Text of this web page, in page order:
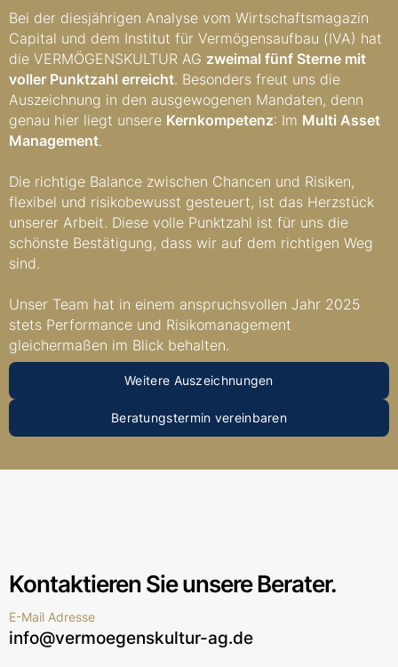
Bei der diesjährigen Analyse vom Wirtschaftsmagazin
Capital und dem Institut für Vermögensaufbau (IVA) hat
die VERMÖGENSKULTUR AG zweimal fünf Sterne mit
voller Punktzahl erreicht. Besonders freut uns die
Auszeichnung in den ausgewogenen Mandaten, denn
genau hier liegt unsere Kernkompetenz: Im Multi Asset
Management.
Die richtige Balance zwischen Chancen und Risiken,
flexibel und risikobewusst gesteuert, ist das Herzstück
unserer Arbeit. Diese volle Punktzahl ist für uns die
schönste Bestätigung, dass wir auf dem richtigen Weg
sind.
Unser Team hat in einem anspruchsvollen Jahr 2025
stets Performance und Risikoma­nagement
gleichermaßen im Blick behalten.
Weitere Auszeichnungen
Beratungstermin vereinbaren
Kontaktieren Sie unsere Berater.
E-Mail Adresse
info@vermoegenskultur-ag.de